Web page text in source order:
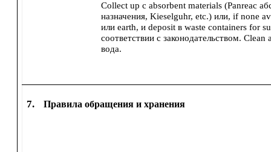
Collect up с absorbent materials (Panreac
назначения, Kieselguhr, etc.) или, if none
или earth, и deposit в waste containers for
соответствии с законодательством. Clean
вода.
7. Правила обращения и хранения